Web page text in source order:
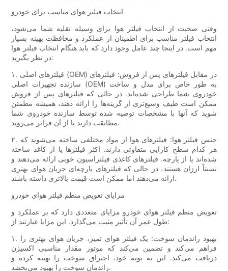
انتخاب فیلتر هوای مناسب برای خودرو
وقتی صحبت از انتخاب فیلتر هوا برای وسیله نقلیه شما می‌شود،
انتخاب فیلتر مناسب برای اطمینان از عملکرد و محافظت بهینه بسیار
مهم است. در اینجا چند عامل وجود دارد که باید هنگام انتخاب فیلتر هوا
در نظر بگیرید:
۱. فیلترهای اصلی (OEM) در مقابل فیلترهای پس از فروش: فیلترهای
سازنده تجهیزات اصلی (OEM) به طور خاص برای مدل و ساخت
خودروی شما طراحی شده‌اند. در حالی که فیلترهای پس از فروش
ممکن است طیف وسیع‌تری از گزینه‌ها را ارائه دهند، همیشه مطمئن
شوید که آنها با مشخصات توصیه شده توسط سازنده خودروی شما
مطابقت دارند یا از آن فراتر می‌روند.
۲. جنس فیلتر هوا: فیلترهای هوا از مواد مختلفی ساخته می‌شوند که
هر کدام سطح کارایی متفاوتی دارند. اکثر فیلترها یا از کاغذ ساخته
شده‌اند یا از پارچه. فیلترهای کاغذی فیلتراسیون خوبی ارائه می‌دهند و
نسبتاً ارزان هستند، در حالی که فیلترهای پارچه‌ای جریان هوای بهتری
ارائه می‌دهند اما ممکن است قیمت بالاتری داشته باشند.
مزایای تعویض منظم فیلتر هوای خودرو
تعویض منظم فیلتر هوای خودرو مزایای متعددی دارد که بر عملکرد و
طول عمر آن تأثیر مثبت می‌گذارد. این مزایا عبارتند از:
۱. بهبود راندمان سوخت: یک فیلتر هوای تمیز، جریان هوای بهتری را
فراهم می‌کند و تضمین می‌کند که موتور مقدار مناسبی اکسیژن
دریافت می‌کند. این به نوبه خود، احتراق سوخت را بهینه کرده و
راندمان سوخت را بهبود می‌بخشد.